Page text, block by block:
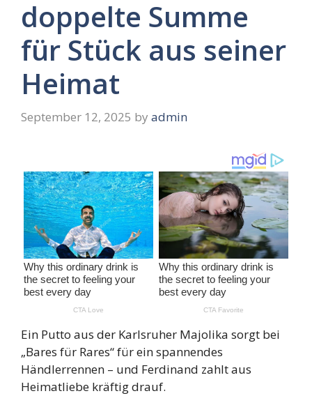
doppelte Summe
für Stück aus seiner
Heimat
September 12, 2025 by admin
Ein Putto aus der Karlsruher Majolika sorgt bei
„Bares für Rares“ für ein spannendes
Händlerrennen – und Ferdinand zahlt aus
Heimatliebe kräftig drauf.